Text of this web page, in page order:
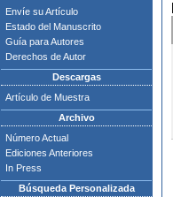
Envíe su Artículo
Estado del Manuscrito
Guía para Autores
Derechos de Autor
Descargas
Artículo de Muestra
Archivo
Número Actual
Ediciones Anteriores
In Press
Búsqueda Personalizada